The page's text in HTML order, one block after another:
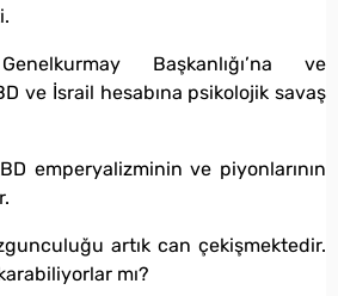
Başkanlığı’na ve
ve İsrail hesabına psikolojik savaş
emperyalizminin ve piyonlarının
artık can çekişmektedir.
mı?